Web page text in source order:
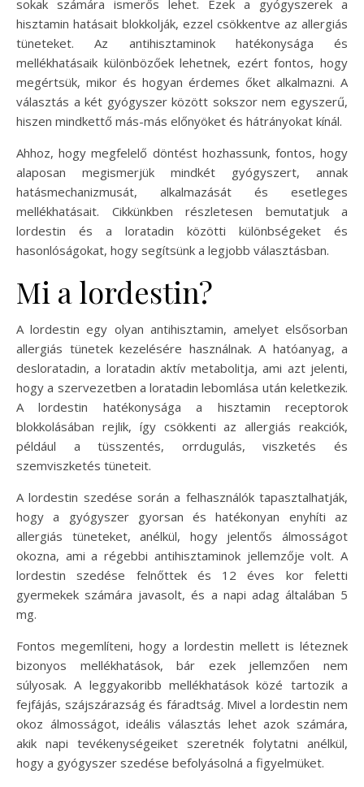
sokak számára ismerős lehet. Ezek a gyógyszerek a
hisztamin hatásait blokkolják, ezzel csökkentve az allergiás
tüneteket. Az antihisztaminok hatékonysága és
mellékhatásaik különbözőek lehetnek, ezért fontos, hogy
megértsük, mikor és hogyan érdemes őket alkalmazni. A
választás a két gyógyszer között sokszor nem egyszerű,
hiszen mindkettő más-más előnyöket és hátrányokat kínál.
Ahhoz, hogy megfelelő döntést hozhassunk, fontos, hogy
alaposan megismerjük mindkét gyógyszert, annak
hatásmechanizmusát, alkalmazását és esetleges
mellékhatásait. Cikkünkben részletesen bemutatjuk a
lordestin és a loratadin közötti különbségeket és
hasonlóságokat, hogy segítsünk a legjobb választásban.
Mi a lordestin?
A lordestin egy olyan antihisztamin, amelyet elsősorban
allergiás tünetek kezelésére használnak. A hatóanyag, a
desloratadin, a loratadin aktív metabolitja, ami azt jelenti,
hogy a szervezetben a loratadin lebomlása után keletkezik.
A lordestin hatékonysága a hisztamin receptorok
blokkolásában rejlik, így csökkenti az allergiás reakciók,
például a tüsszentés, orrdugulás, viszketés és
szemviszketés tüneteit.
A lordestin szedése során a felhasználók tapasztalhatják,
hogy a gyógyszer gyorsan és hatékonyan enyhíti az
allergiás tüneteket, anélkül, hogy jelentős álmosságot
okozna, ami a régebbi antihisztaminok jellemzője volt. A
lordestin szedése felnőttek és 12 éves kor feletti
gyermekek számára javasolt, és a napi adag általában 5
mg.
Fontos megemlíteni, hogy a lordestin mellett is léteznek
bizonyos mellékhatások, bár ezek jellemzően nem
súlyosak. A leggyakoribb mellékhatások közé tartozik a
fejfájás, szájszárazság és fáradtság. Mivel a lordestin nem
okoz álmosságot, ideális választás lehet azok számára,
akik napi tevékenységeiket szeretnék folytatni anélkül,
hogy a gyógyszer szedése befolyásolná a figyelmüket.